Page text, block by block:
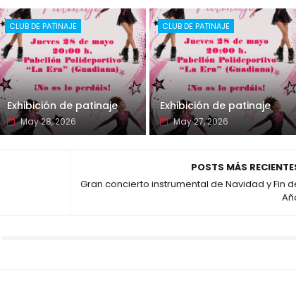
CLUB DE PATINAJE
Exhibición de patinaje
May 28, 2026
CLUB DE PATINAJE
Exhibición de patinaje
May 27, 2026
POSTS MÁS
Gran concierto instrumental de Navidad y Fin